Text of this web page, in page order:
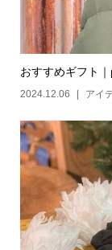
おすすめギフト
2024.12.06 アイ